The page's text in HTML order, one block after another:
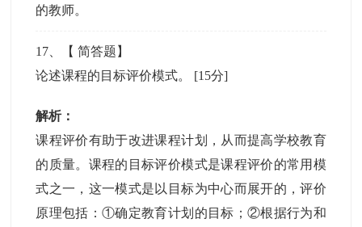
的教师。
17 、【简答题 】
论述课程的目标评价模式。 [15分]
解析：
课程评价有助于改进课程计划，从而提高学校教育
的质量。课程的目标评价模式是课程评价的常用模
式之一，这一模式是以目标为中心而展开的，评价
原理包括：①确定教育计划的目标；②根据行为和